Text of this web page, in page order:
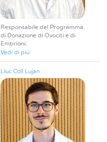
Responsabile del Programma
di Donazione di Ovociti e di
Embrioni
Vedi di più
Lluc Coll Lujan